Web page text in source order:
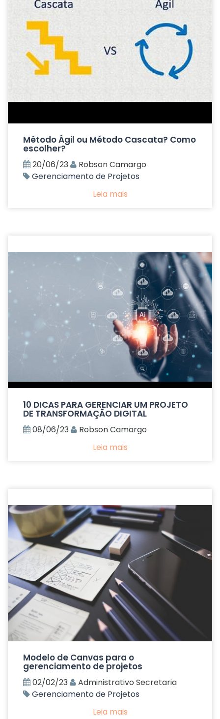
Método Ágil ou Método Cascata? Como
escolher?
20/06/23
Robson Camargo
Gerenciamento de Projetos
Leia mais
10 DICAS PARA GERENCIAR UM PROJETO
DE TRANSFORMAÇÃO DIGITAL
08/06/23
Robson Camargo
Leia mais
Modelo de Canvas para o
gerenciamento de projetos
02/02/23
Administrativo Secretaria
Gerenciamento de Projetos
Leia mais